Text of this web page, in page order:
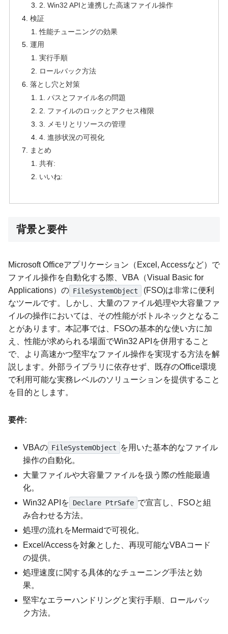
2. Win32 APIと連携した高速ファイル操作
検証
性能チューニングの効果
運用
実行手順
ロールバック方法
落とし穴と対策
1. パスとファイル名の問題
2. ファイルのロックとアクセス権限
3. メモリとリソースの管理
4. 進捗状況の可視化
まとめ
共有:
いいね:
背景と要件
Microsoft Officeアプリケーション（Excel, Accessなど）で
ファイル操作を自動化する際、VBA（Visual Basic for
Applications）の FileSystemObject
(FSO)は非常に便利
なツールです。しかし、大量のファイル処理や大容量ファ
イルの操作においては、その性能がボトルネックとなるこ
とがあります。本記事では、FSOの基本的な使い方に加
え、性能が求められる場面でWin32 APIを併用すること
で、より高速かつ堅牢なファイル操作を実現する方法を解
説します。外部ライブラリに依存せず、既存のOffice環境
で利用可能な実務レベルのソリューションを提供すること
を目的とします。
要件:
VBAの FileSystemObject
を用いた基本的なファイル
操作の自動化。
大量ファイルや大容量ファイルを扱う際の性能最適
化。
Win32 APIを Declare PtrSafe で宣言し、FSOと組
み合わせる方法。
処理の流れをMermaidで可視化。
Excel/Accessを対象とした、再現可能なVBAコード
の提供。
処理速度に関する具体的なチューニング手法と効
果。
堅牢なエラーハンドリングと実行手順、ロールバッ
ク方法。